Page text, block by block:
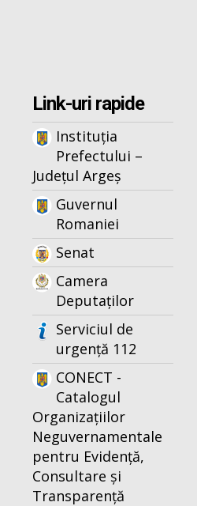
Link-uri rapide
Instituția
Prefectului –
Județul Argeș
Guvernul
Romaniei
Senat
Camera
Deputaților
Serviciul de
urgență 112
CONECT -
Catalogul
Organizațiilor
Neguvernamentale
pentru Evidență,
Consultare și
Transparență